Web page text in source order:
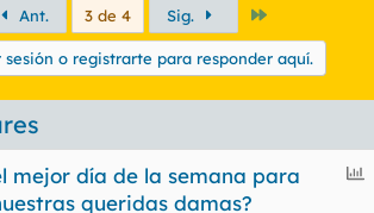
Ant. 3 de 4 Sig.
sesión o registrarte para responder aquí.
E
mejor día de la semana para
queridas damas?